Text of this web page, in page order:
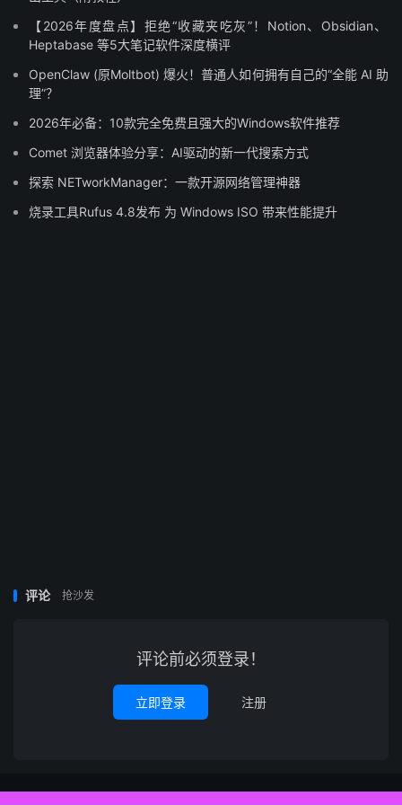
【2026年度盘点】拒绝“收藏夹吃灰”！Notion、Obsidian、
Heptabase 等5大笔记软件深度横评
OpenClaw (原Moltbot) 爆火！普通人如何拥有自己的“全能 AI 助
理”？
2026年必备：10款完全免费且强大的Windows软件推荐
Comet 浏览器体验分享：AI驱动的新一代搜索方式
探索 NETworkManager：一款开源网络管理神器
烧录工具Rufus 4.8发布 为 Windows ISO 带来性能提升
评论 抢沙发
评论前必须登录！
立即登录 注册